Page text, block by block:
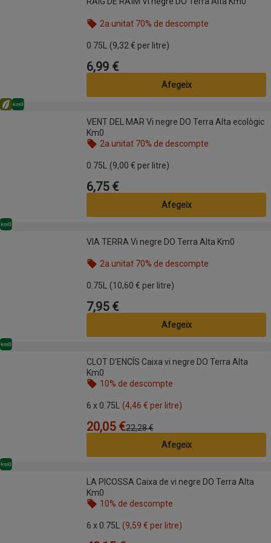
2a unitat 70% de descompte
0.75L
(9,32 € per litre)
Preu
6,99 €
Afegeix
VENT DEL MAR Vi negre DO Terra Alta ecològic Km0
Eco
Km0
VENT DEL MAR Vi negre DO Terra Alta ecològic
Km0
2a unitat 70% de descompte
0.75L
(9,00 € per litre)
Preu
6,75 €
Afegeix
VIA TERRA Vi negre DO Terra Alta Km0
Km0
VIA TERRA Vi negre DO Terra Alta Km0
2a unitat 70% de descompte
0.75L
(10,60 € per litre)
Preu
7,95 €
Afegeix
CLOT D'ENCÍS Caixa vi negre DO Terra Alta Km0
Km0
CLOT D'ENCÍS Caixa vi negre DO Terra Alta
Km0
10% de descompte
6 x 0.75L
(4,46 € per litre)
Preu
20,05 €
Preu anterior22,28 €
Afegeix
LA PICOSSA Caixa de vi negre DO Terra Alta Km0
Km0
LA PICOSSA Caixa de vi negre DO Terra Alta
Km0
10% de descompte
6 x 0.75L (9,59 € per litre)